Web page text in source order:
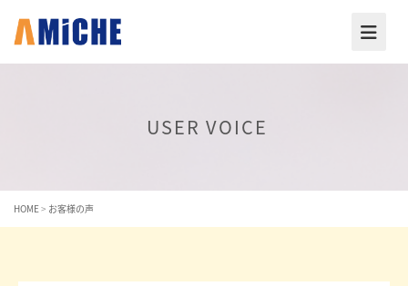
USER VOICE
HOME> お客様の声